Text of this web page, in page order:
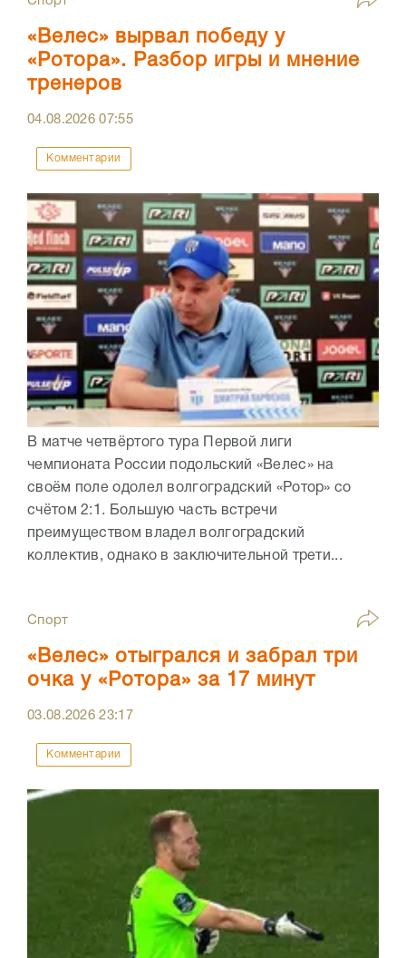
«Велес» вырвал победу у
«Ротора». Разбор игры и мнение
тренеров
04.08.202607:55
Комментарии
В матче четвёртого тура Первой лиги
чемпионата России подольский «Велес» на
своём поле одолел волгоградский «Ротор» со
счётом 2:1. Большую часть встречи
преимуществом владел волгоградский
коллектив, однако в заключительной трети...
Спорт
«Велес» отыгрался и забрал три
очка у «Ротора» за 17 минут
03.08.202623:17
Комментарии